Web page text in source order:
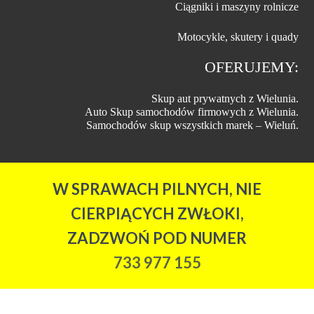
Ciągniki i maszyny rolnicze
Motocykle, skutery i quady
OFERUJEMY:
Skup aut prywatnych z Wielunia.
Auto Skup samochodów firmowych z Wielunia.
Samochodów skup wszystkich marek – Wieluń.
W SPRAWACH PILNYCH, NIE
CIERPIĄCYCH ZWŁOKI,
ZADZWOŃ POD NUMER
733 977 155